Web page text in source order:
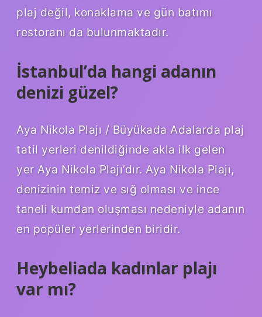
plaj değil, konaklama ve gün batımı
restoranı da bulunmaktadır.
İstanbul’da hangi adanın
denizi güzel?
Aya Nikola Plajı / Büyükada Adalarda plaj
tatil yerleri denildiğinde akla ilk gelen
yer Aya Nikola Plajı’dır. Aya Nikola Plajı,
denizinin temiz ve sığ olması ve ince
taneli kumdan oluşması nedeniyle adanın
en popüler yerlerinden biridir.
Heybeliada kadınlar plajı
var mı?